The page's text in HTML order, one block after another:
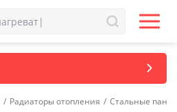
/ Радиаторы отопления / Стальные